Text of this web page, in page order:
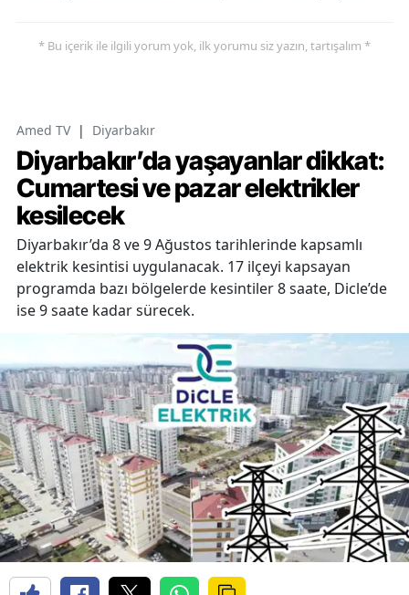
* Bu içerik ile ilgili yorum yok, ilk yorumu siz yazın, tartışalım *
Amed TV | Diyarbakır
Diyarbakır’da yaşayanlar dikkat:
Cumartesi ve pazar elektrikler
kesilecek
Diyarbakır’da 8 ve 9 Ağustos tarihlerinde kapsamlı
elektrik kesintisi uygulanacak. 17 ilçeyi kapsayan
programda bazı bölgelerde kesintiler 8 saate, Dicle’de
ise 9 saate kadar sürecek.